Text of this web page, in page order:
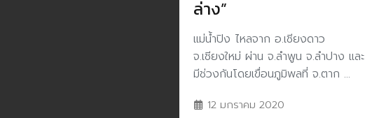
ล่าง”
แม่น้ำปิง ไหลจาก อ.เชียงดาว
จ.เชียงใหม่ ผ่าน จ.ลำพูน จ.ลำปาง และ
มีช่วงกันโดยเขื่อนภูมิพลที่ จ.ตาก ...
12 มกราคม 2020